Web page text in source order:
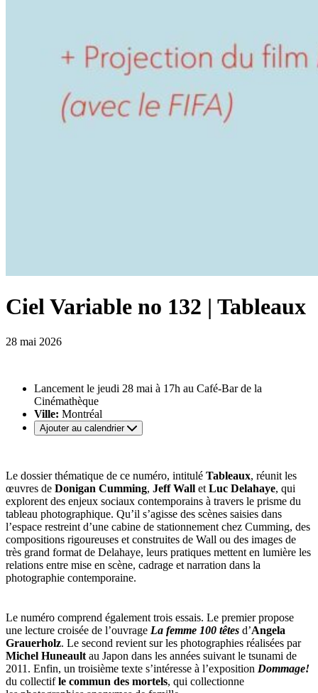
Ciel Variable no 132 | Tableaux
28 mai 2026
Lancement le jeudi 28 mai à 17h au Café-Bar de la
Cinémathèque
Ville: Montréal
Ajouter au calendrier
Le dossier thématique de ce numéro, intitulé Tableaux, réunit les
œuvres de Donigan Cumming, Jeff Wall et Luc Delahaye, qui
explorent des enjeux sociaux contemporains à travers le prisme du
tableau photographique. Qu’il s’agisse des scènes saisies dans
l’espace restreint d’une cabine de stationnement chez Cumming, des
compositions rigoureuses et construites de Wall ou des images de
très grand format de Delahaye, leurs pratiques mettent en lumière les
relations entre mise en scène, cadrage et narration dans la
photographie contemporaine.
Le numéro comprend également trois essais. Le premier propose
une lecture croisée de l’ouvrage La femme 100 têtes d’Angela
Grauerholz. Le second revient sur les photographies réalisées par
Michel Huneault au Japon dans les années suivant le tsunami de
2011. Enfin, un troisième texte s’intéresse à l’exposition Dommage!
du collectifle commun des mortels, qui collectionne